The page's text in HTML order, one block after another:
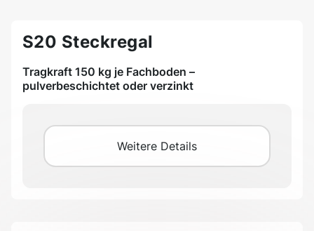
S20 Steckregal
Tragkraft 150 kg je Fachboden –
pulverbeschichtet oder verzinkt
Weitere Details